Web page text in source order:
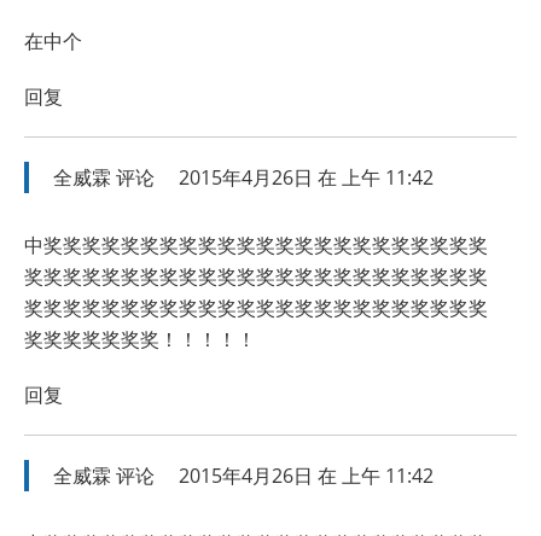
在中个
回复
全威霖 评论 2015年4月26日 在 上午 11:42
中奖奖奖奖奖奖奖奖奖奖奖奖奖奖奖奖奖奖奖奖奖奖奖
奖奖奖奖奖奖奖奖奖奖奖奖奖奖奖奖奖奖奖奖奖奖奖奖
奖奖奖奖奖奖奖奖奖奖奖奖奖奖奖奖奖奖奖奖奖奖奖奖
奖奖奖奖奖奖奖！！！！！
回复
全威霖 评论 2015年4月26日 在 上午 11:42